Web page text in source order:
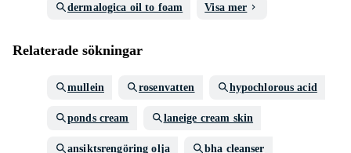
dermalogica oil to foam Visa mer
Relaterade sökningar
mullein rosenvatten hypochlorous acid
ponds cream laneige cream skin
ansiktsrengöring olja bha cleanser